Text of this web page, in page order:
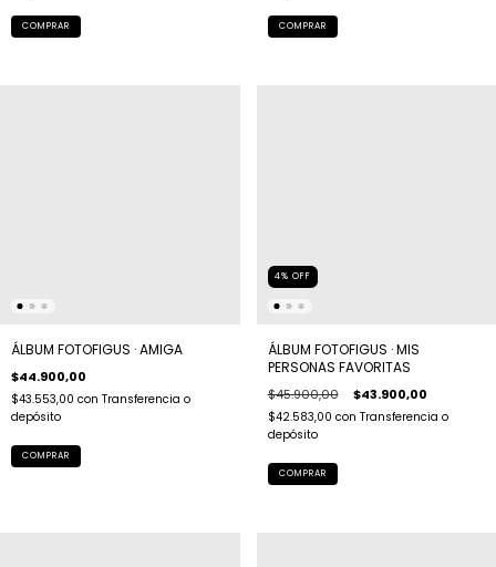
COMPRAR
ÁLBUM FOTOFIGUS · AMIGA
$44.900,00
$43.553,00 con Transferencia o
depósito
4% OFF
ÁLBUM FOTOFIGUS · MIS
PERSONAS FAVORITAS
$45.900,00 $43.900,00
$42.583,00 con Transferencia o
depósito